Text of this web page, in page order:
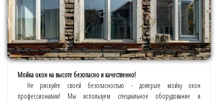
Мойка окон на высоте безопасно и качественно!
Не рискуйте своей безопасностью - доверьте мойку окон
профессионалам! Мы используем специальное оборудование и